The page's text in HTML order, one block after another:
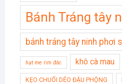
Bánh Tráng tây
bánh tráng tây ninh phơi
hạt me rim đác khô cà mau
KẸO CHUỐI DẺO ĐẬU PHỘNG